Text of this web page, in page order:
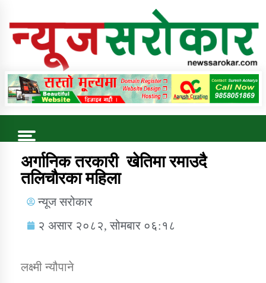
Online News Portal
Trending Now
कुषि बिकास कार्यालय जुम्ला सुचना सन्देश
अर्गानिक तरकारी खेतिमा रमाउदै
तलिचाैरका महिला
न्यूज सरोकार
२ असार २०८२, सोमबार ०६:१८
लक्ष्मी न्यौपाने